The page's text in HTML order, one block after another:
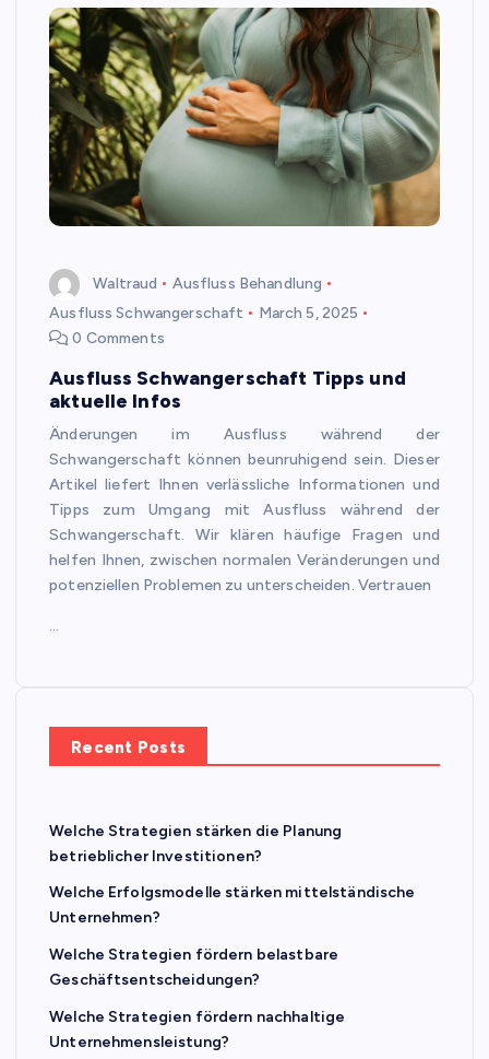
Waltraud
Ausfluss Behandlung
Ausfluss Schwangerschaft
March 5, 2025
0 Comments
Ausfluss Schwangerschaft Tipps und
aktuelle Infos
Änderungen im Ausfluss während der
Schwangerschaft können beunruhigend sein. Dieser
Artikel liefert Ihnen verlässliche Informationen und
Tipps zum Umgang mit Ausfluss während der
Schwangerschaft. Wir klären häufige Fragen und
helfen Ihnen, zwischen normalen Veränderungen und
potenziellen Problemen zu unterscheiden. Vertrauen
…
Recent Posts
Welche Strategien stärken die Planung
betrieblicher Investitionen?
Welche Erfolgsmodelle stärken mittelständische
Unternehmen?
Welche Strategien fördern belastbare
Geschäftsentscheidungen?
Welche Strategien fördern nachhaltige
Unternehmensleistung?